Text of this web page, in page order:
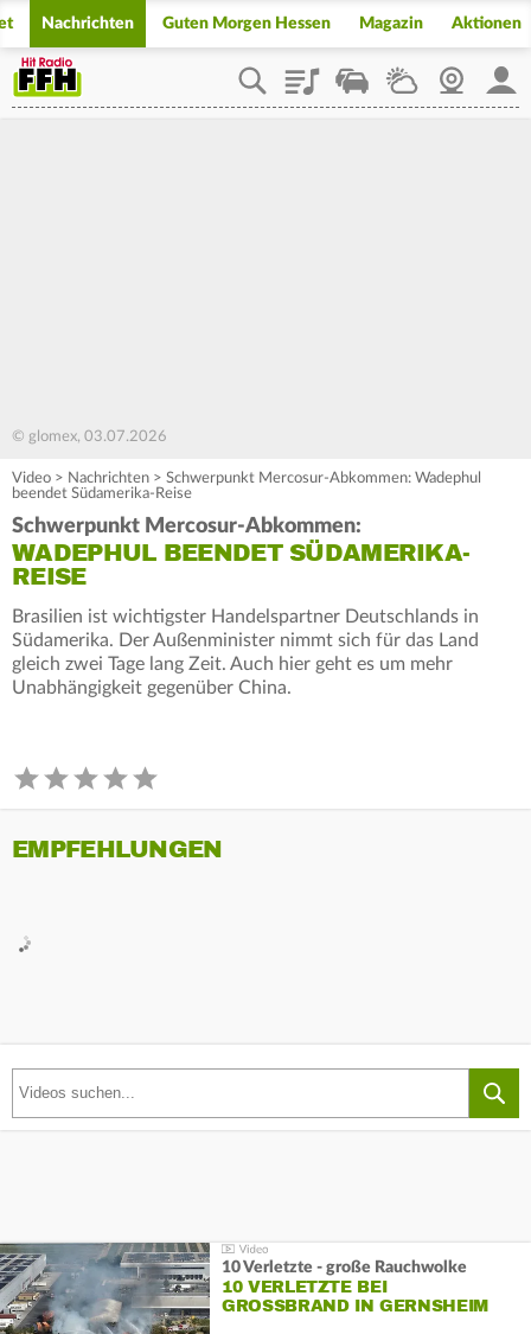
Nachrichten Guten Morgen Hessen Magazin Aktionen
PlaylistStaupilotWetterWebcam
© glomex, 03.07.2026
Video > Nachrichten > Schwerpunkt Mercosur-Abkommen: Wadephul
beendet Südamerika-Reise
Schwerpunkt Mercosur-Abkommen:
WADEPHUL BEENDET SÜDAMERIKA-
REISE
Brasilien ist wichtigster Handelspartner Deutschlands in
Südamerika. Der Außenminister nimmt sich für das Land
gleich zwei Tage lang Zeit. Auch hier geht es um mehr
Unabhängigkeit gegenüber China.
EMPFEHLUNGEN
10 Verletzte - große Rauchwolke
10 VERLETZTE BEI
GROSSBRAND IN GERNSHEIM